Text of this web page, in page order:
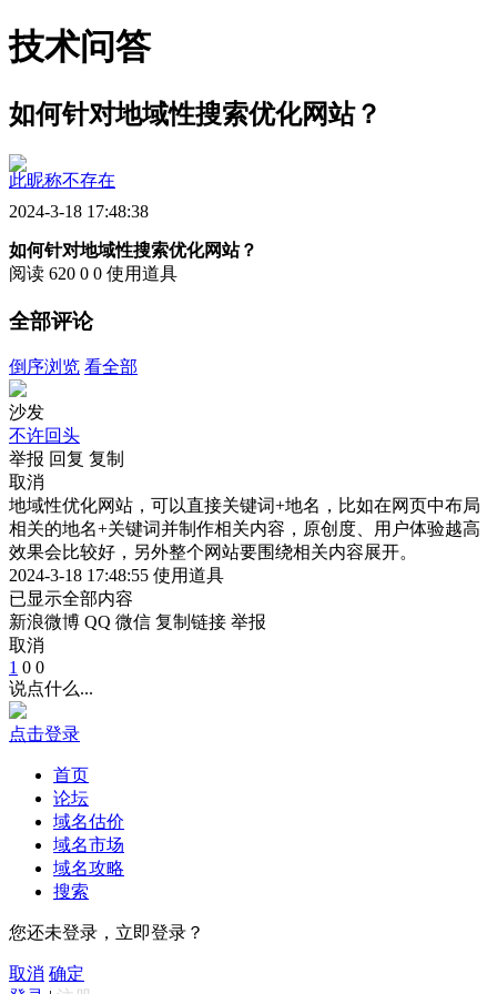
技术问答
如何针对地域性搜索优化网站？
此昵称不存在
2024-3-18 17:48:38
如何针对地域性搜索优化网站？
阅读 620 0 0 使用道具
全部评论
倒序浏览 看全部
沙发
不许回头
举报 回复 复制
取消
地域性优化网站，可以直接关键词+地名，比如在网页中布局
相关的地名+关键词并制作相关内容，原创度、用户体验越高
效果会比较好，另外整个网站要围绕相关内容展开。
2024-3-18 17:48:55 使用道具
已显示全部内容
新浪微博 QQ 微信 复制链接 举报
取消
1 0 0
说点什么...
点击登录
首页
论坛
域名估价
域名市场
域名攻略
搜索
您还未登录，立即登录？
取消 确定